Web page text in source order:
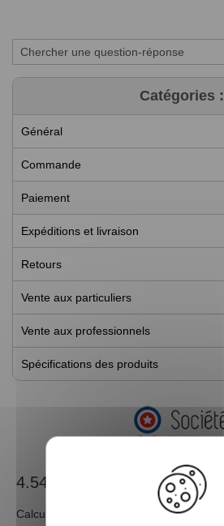
Catégories :
Général
Commande
Paiement
Expéditions et livraison
Retours
Vente aux particuliers
Vente aux professionnels
Spécifications des produits
4.54 / 5
Calculé à partir de 313 avis.